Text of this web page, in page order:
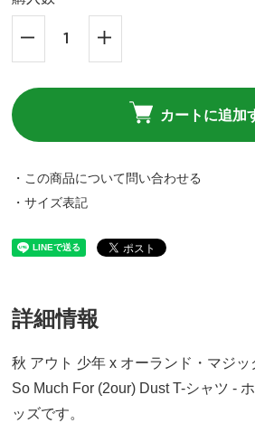
カートに追加
・この商品について問い合わせる
・サイズ表記
詳細情報
秋 アウト 少年 x オーランド・マジ
So Much For (2our) Dust T-シャツ -
ッズです。